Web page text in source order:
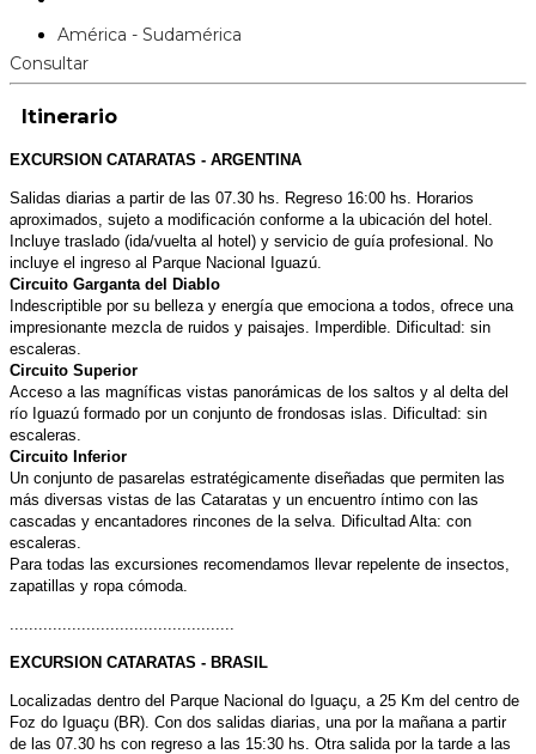
América - Sudamérica
Consultar
Itinerario
EXCURSION CATARATAS - ARGENTINA
Salidas diarias a partir de las 07.30 hs. Regreso 16:00 hs. Horarios
aproximados, sujeto a modificación conforme a la ubicación del hotel.
Incluye traslado (ida/vuelta al hotel) y servicio de guía profesional. No
incluye el ingreso al Parque Nacional Iguazú.
Circuito Garganta del Diablo
Indescriptible por su belleza y energía que emociona a todos, ofrece una
impresionante mezcla de ruidos y paisajes. Imperdible. Dificultad: sin
escaleras.
Circuito Superior
Acceso a las magníficas vistas panorámicas de los saltos y al delta del
río Iguazú formado por un conjunto de frondosas islas. Dificultad: sin
escaleras.
Circuito Inferior
Un conjunto de pasarelas estratégicamente diseñadas que permiten las
más diversas vistas de las Cataratas y un encuentro íntimo con las
cascadas y encantadores rincones de la selva. Dificultad Alta: con
escaleras.
Para todas las excursiones recomendamos llevar repelente de insectos,
zapatillas y ropa cómoda.
EXCURSION CATARATAS - BRASIL
Localizadas dentro del Parque Nacional do Iguaçu, a 25 Km del centro de
Foz do Iguaçu (BR). Con dos salidas diarias, una por la mañana a partir
de las 07.30 hs con regreso a las 15:30 hs. Otra salida por la tarde a las